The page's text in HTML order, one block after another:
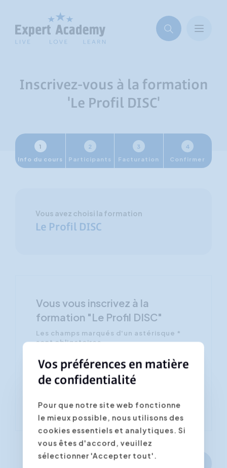
Inscrivez-vous à la formation
'Le Profil DISC'
1
Info du cours
2
Participants
3
Facturation
4
Confirmer
Vous avez choisi la formation
Le Profil DISC
Vous vous inscrivez à la
formation "Le Profil DISC"
Les champs marqués d'un astérisque *
sont obligatoires
Confirmer la date/lieu souhaité(e) *
Vos préférences en matière
de confidentialité
Pour que notre site web fonctionne
le mieux possible, nous utilisons des
cookies essentiels et analytiques. Si
vous êtes d'accord, veuillez
sélectionner 'Accepter tout'.